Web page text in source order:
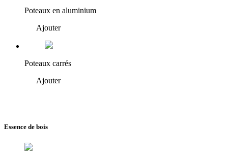
Poteaux en aluminium
Ajouter
Poteaux carrés
Ajouter
Essence de bois